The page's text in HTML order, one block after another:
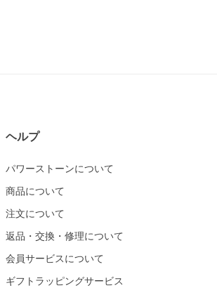
ヘルプ
パワーストーンについて
商品について
注文について
返品・交換・修理について
会員サービスについて
ギフトラッピングサービス